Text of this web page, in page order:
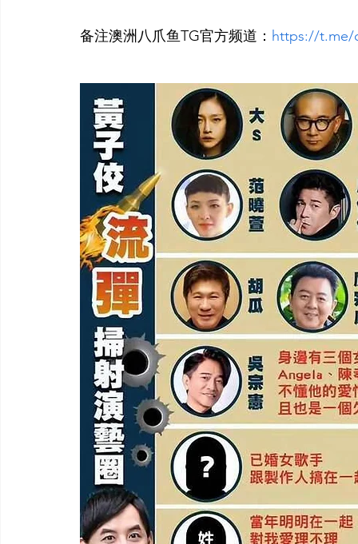
备注澳洲八爪鱼TG官方频道： https://t.me/